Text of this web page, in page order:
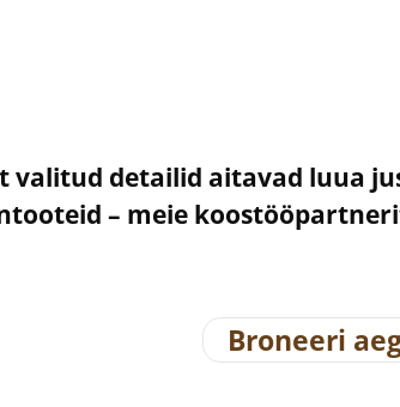
valitud detailid aitavad luua
– meie
Broneeri